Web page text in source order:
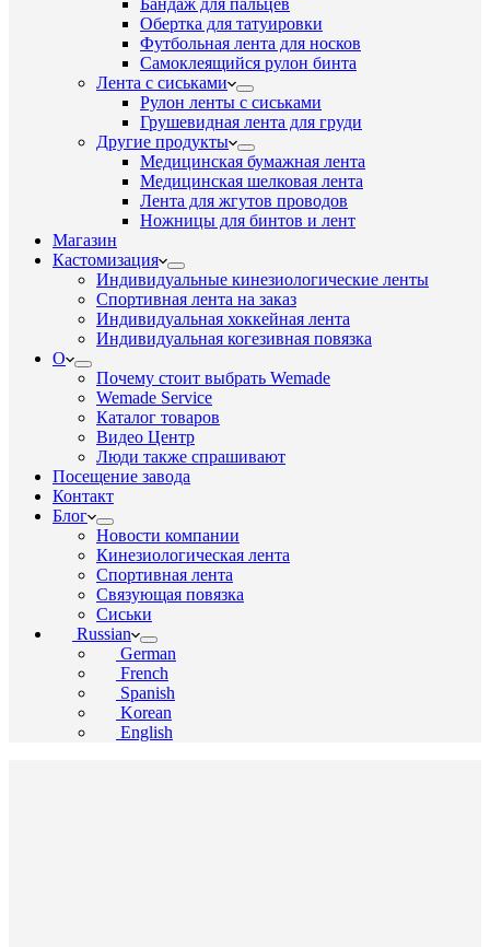
Бандаж для пальцев
Обертка для татуировки
Футбольная лента для носков
Самоклеящийся рулон бинта
Лента с сиськами
Рулон ленты с сиськами
Грушевидная лента для груди
Другие продукты
Медицинская бумажная лента
Медицинская шелковая лента
Лента для жгутов проводов
Ножницы для бинтов и лент
Магазин
Кастомизация
Индивидуальные кинезиологические ленты
Спортивная лента на заказ
Индивидуальная хоккейная лента
Индивидуальная когезивная повязка
О
Почему стоит выбрать Wemade
Wemade Service
Каталог товаров
Видео Центр
Люди также спрашивают
Посещение завода
Контакт
Блог
Новости компании
Кинезиологическая лента
Спортивная лента
Связующая повязка
Сиськи
Russian
German
French
Spanish
Korean
English